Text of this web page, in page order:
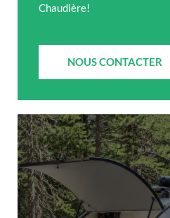
Chaudière!
NOUS CONTACTER